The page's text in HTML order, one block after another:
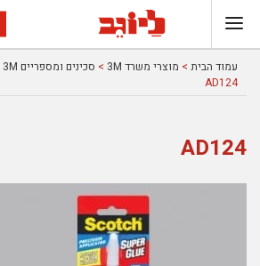
עמוד הבית > מוצרי משרד 3M > סכינים ומספריים 3M
AD124
AD124